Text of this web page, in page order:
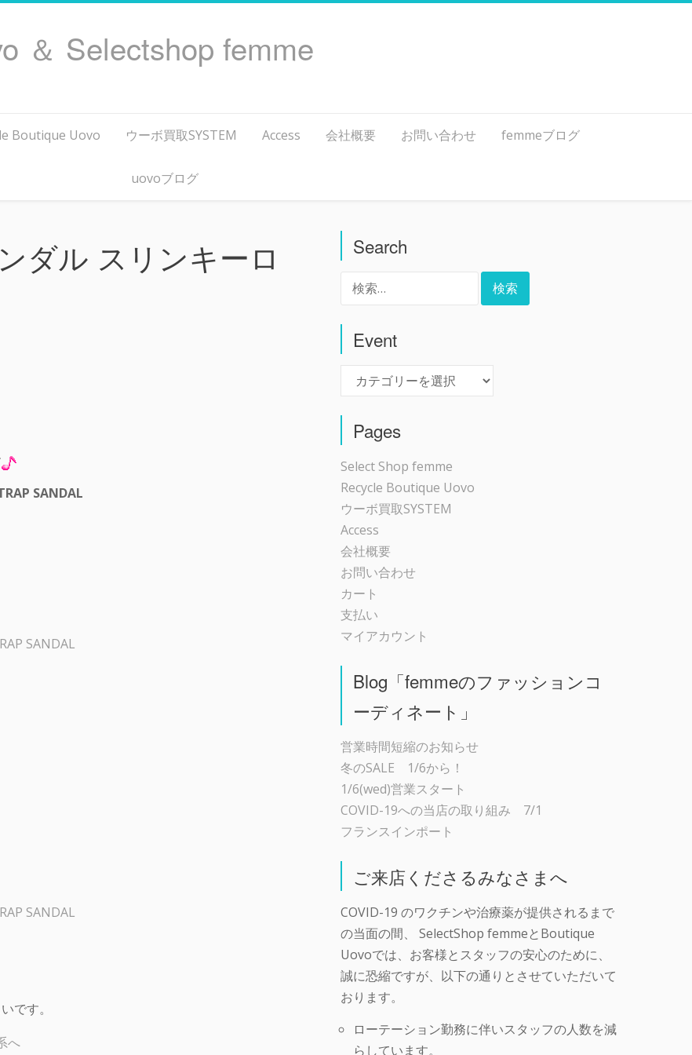
＆ Selectshop femme
Boutique Uovo ウーボ買取SYSTEM Access 会社概要 お問い合わせ femmeブログ
uovoブログ
ダル スリンキーロ
SANDAL
SANDAL
SANDAL
です。
Search
Event
Pages
Select Shop femme
Recycle Boutique Uovo
ウーボ買取SYSTEM
Access
会社概要
お問い合わせ
カート
支払い
マイアカウント
Blog「femmeのファッションコ
ーディネート」
営業時間短縮のお知らせ
冬のSALE 1/6から！
1/6(wed)営業スタート
COVID-19への当店の取り組み 7/1
フランスインポート
ご来店くださるみなさまへ
COVID-19 のワクチンや治療薬が提供されるまで
の当面の間、 SelectShop femmeとBoutique
Uovoでは、お客様とスタッフの安心のために、
誠に恐縮ですが、以下の通りとさせていただいて
おります。
ローテーション勤務に伴いスタッフの人数を減
らしています。